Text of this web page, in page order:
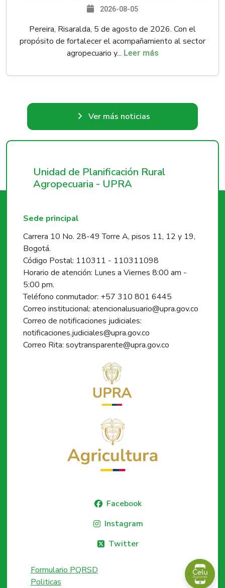
2026-08-05
Pereira, Risaralda, 5 de agosto de 2026. Con el
propósito de fortalecer el acompañamiento al sector
agropecuario y... Leer más
Ver más noticias
Unidad de Planificación Rural
Agropecuaria - UPRA
Sede principal
Carrera 10 No. 28-49 Torre A, pisos 11, 12 y 19,
Bogotá.
Código Postal: 110311 - 110311098
Horario de atención: Lunes a Viernes 8:00 am -
5:00 pm.
Teléfono conmutador: +57 310 801 6445
Correo institucional: atencionalusuario@upra.gov.co
Correo de notificaciones judiciales:
notificaciones.judiciales@upra.gov.co
Correo Rita: soytransparente@upra.gov.co
Facebook
Instagram
Twitter
Formulario PQRSD
Politicas